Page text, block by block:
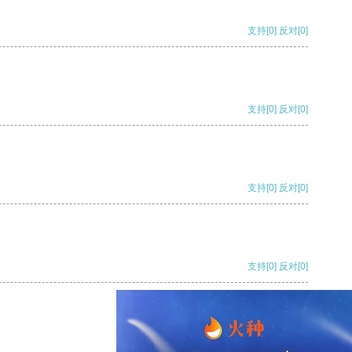
支持[0] 反对[0]
支持[0] 反对[0]
支持[0] 反对[0]
支持[0] 反对[0]